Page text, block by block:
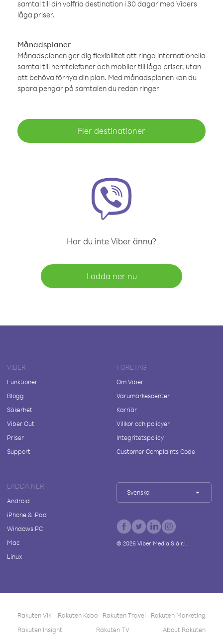
samtal till din valfria destination i 30 dagar med Vibers
låga priser.
Månadsplaner
Månadsplanen ger dig flexibilitet att ringa internationella
samtal till hemtelefoner och mobiler till låga priser, utan
att behöva förnya din plan. Med månadsplanen kan du
spara pengar på samtalen du redan ringer
Fler destinationer
Har du inte Viber ännu?
Ladda ner nu
VIBER
Funktioner
Blogg
Säkerhet
Viber Out
Priser
Support
FÖRETAG
Om Viber
Varumärkescenter
Karriär
Villkor och policyer
Integritetspolicy
Customer Complaints Code
LADDA NER
Android
iPhone & iPad
Windows PC
Mac
Linux
Svenska
© 2026Viber Media S.à r.l.
Rakuten Viki Rakuten Kobo Rakuten Travel
Rakuten Marketing
Rakuten Insight
Rakuten TV About Rakuten